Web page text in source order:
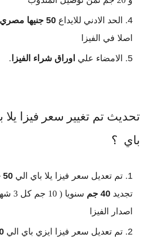
الحد الادني للايداع 50 جنيها مصري
اصلا في الفيزا
الامضاء علي اوراق شراء الفيزا .
تحديث تم تغيير سعر فيزا يلا
باي ؟
تم تعديل سعر فيزا يلا باي الي 50 جم
تجديد 40 جم
اصدار الفيزا
تم تعديل سعر فيزا ايزي باي الي